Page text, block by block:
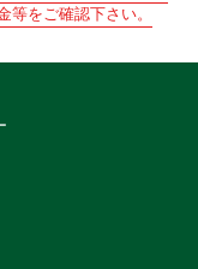
等をご確認下さい。